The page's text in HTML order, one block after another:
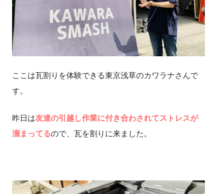
ここは瓦割りを体験できる東京浅草のカワラナさんで
す。
昨日は友達の引越し作業に付き合わされてストレスが
溜まってるので、瓦を割りに来ました。